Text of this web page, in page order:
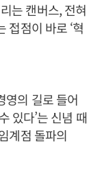
는 캔버스, 전혀
접점이 바로 ‘혁
영의 길로 들어
있다’는 신념 때
계점 돌파의